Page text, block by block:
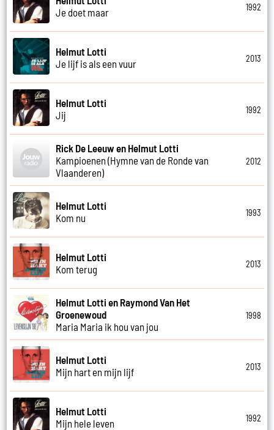
Je doet maar
1992
Helmut Lotti
Je lijf is als een vuur
2013
Helmut Lotti
Jij
1992
Rick De Leeuw en Helmut Lotti
Kampioenen (Hymne van de Ronde van
Vlaanderen)
2012
Helmut Lotti
Kom nu
1993
Helmut Lotti
Kom terug
2013
Helmut Lotti en Raymond Van Het
Groenewoud
Maria Maria ik hou van jou
1998
Helmut Lotti
Mijn hart en mijn lijf
2013
Helmut Lotti
Mijn hele leven
1992